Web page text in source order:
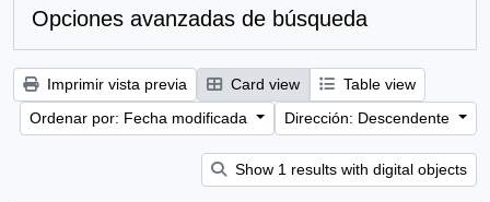
Opciones avanzadas de búsqueda
Imprimir vista previa Card view
Table view
Ordenar por: Fecha modificada
Dirección: Descendente
Show 1 results with digital objects